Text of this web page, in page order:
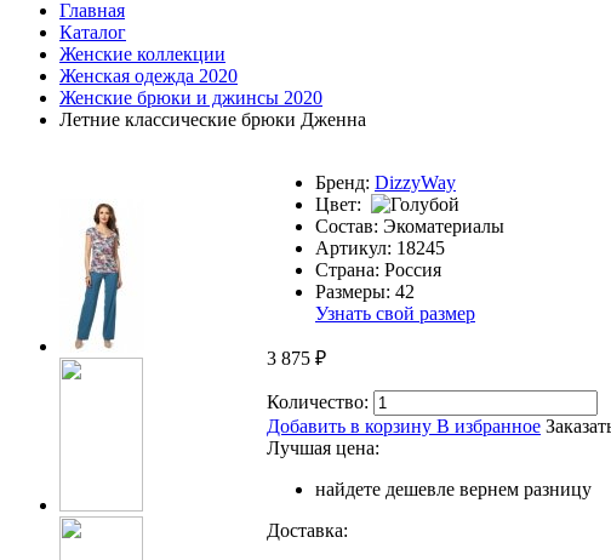
Главная
Каталог
Женские коллекции
Женская одежда 2020
Женские брюки и джинсы 2020
Летние классические брюки Дженна
Бренд: DizzyWay
Цвет:
Состав: Экоматериалы
Артикул: 18245
Страна: Россия
Размеры: 42
Узнать свой размер
3 875 ₽
Количество:
Добавить в корзину В избранное
Лучшая цена:
найдете дешевле вернем разницу
Доставка: